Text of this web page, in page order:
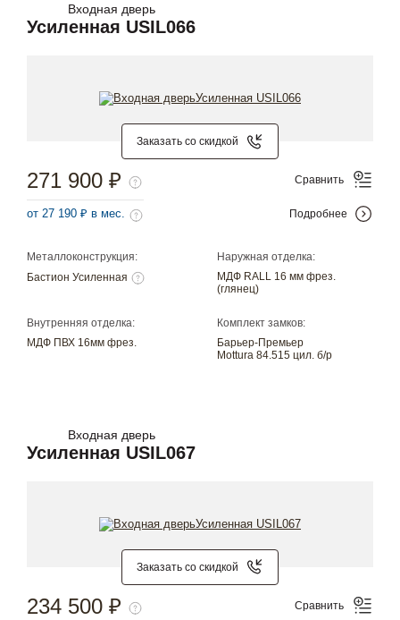
Входная дверь
Усиленная USIL066
Заказать со скидкой
Металлоконструкция:
Бастион Усиленная
Наружная отделка:
МДФ RALL 16 мм фрез.
(глянец)
Внутренняя отделка:
МДФ ПВХ 16мм фрез.
Комплект замков:
Барьер-Премьер
Mottura 84.515 цил. б/р
271 900 ₽
от 27 190 ₽ в мес.
Сравнить
Подробнее
Входная дверь
Усиленная USIL067
Заказать со скидкой
234 500 ₽ Сравнить